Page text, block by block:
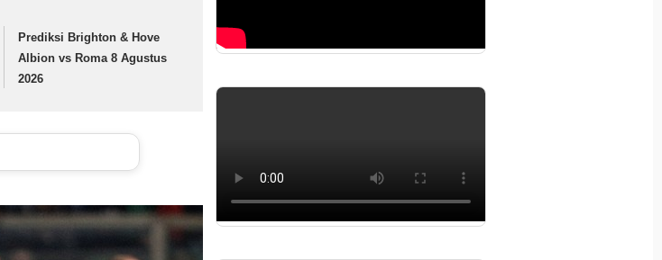
Prediksi Brighton & Hove
Albion vs Roma 8 Agustus
2026